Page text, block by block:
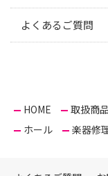
よくあるご質問
HOME 取扱商品
ホール
楽器修